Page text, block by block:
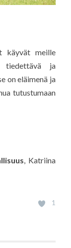
käyvät meille
tiedettävä ja
on eläimenä ja
tutustumaan
, Katriina
1